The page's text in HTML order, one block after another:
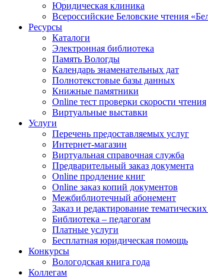
Юридическая клиника
Всероссийские Беловские чтения
Ресурсы
Каталоги
Электронная библиотека
Память Вологды
Календарь знаменательных дат
Полнотекстовые базы данных
Книжные памятники
Online тест проверки скорости чтения
Виртуальные выставки
Услуги
Перечень предоставляемых услуг
Интернет-магазин
Виртуальная справочная служба
Предварительный заказ документа
Online продление книг
Online заказ копий документов
Межбиблиотечный абонемент
Заказ и редактирование
Библиотека – педагогам
Платные услуги
Бесплатная юридическая помощь
Конкурсы
Вологодская книга года
Коллегам